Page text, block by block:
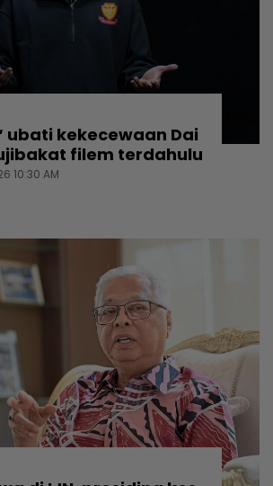
ubati kekecewaan Dai
filem terdahulu
10:30 AM